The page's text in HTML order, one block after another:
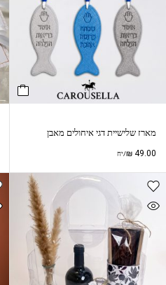
מארז שלישיית דגי איחולים מאבן
₪ 49.00 /יח